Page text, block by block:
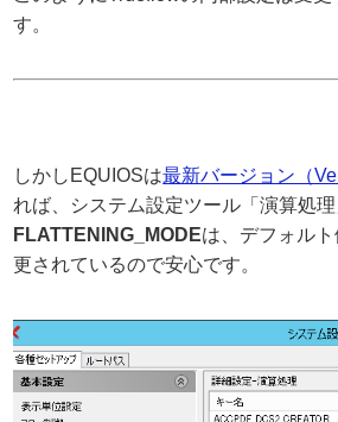
す。
しかしEQUIOSは最新バージョン（
れば、システム設定ツール「演算処
FLATTENING_MODEは、デフォルト
更されているので安心です。